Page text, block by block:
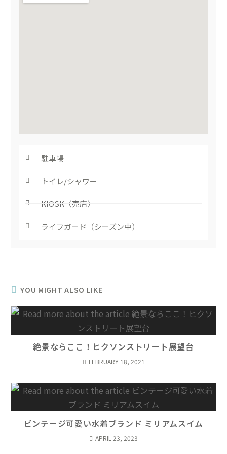
駐車場
トイレ/シャワー
KIOSK（売店）
ライフガード（シーズン中）
YOU MIGHT ALSO LIKE
絶景ならここ！ヒクソンストリート展望台
FEBRUARY 18, 2021
ビンテージ可愛い水着ブランド ミリアムスイム
APRIL 23, 2023